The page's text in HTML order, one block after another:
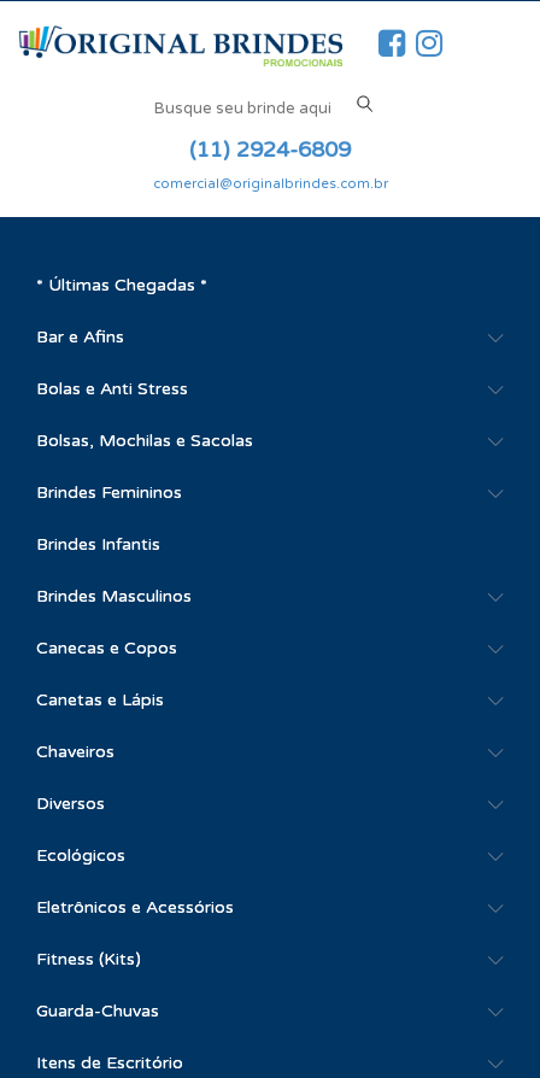
(11) 2924-6809
comercial@originalbrindes.com.br
* Últimas Chegadas *
Bar e Afins
Bolas e Anti Stress
Bolsas, Mochilas e Sacolas
Brindes Femininos
Brindes Infantis
Brindes Masculinos
Canecas e Copos
Canetas e Lápis
Chaveiros
Diversos
Ecológicos
Eletrônicos e Acessórios
Fitness (Kits)
Guarda-Chuvas
Itens de Escritório